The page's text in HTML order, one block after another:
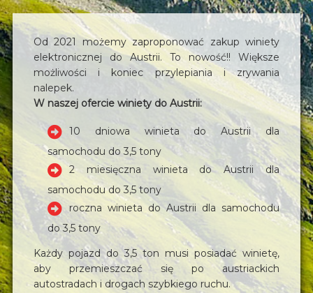
Od 2021 możemy zaproponować zakup winiety
elektronicznej do Austrii. To nowość!! Większe
możliwości i koniec przylepiania i zrywania
nalepek.
W naszej ofercie winiety do Austrii:
10 dniowa winieta do Austrii dla
samochodu do 3,5 tony
2 miesięczna winieta do Austrii dla
samochodu do 3,5 tony
roczna winieta do Austrii dla samochodu
do 3,5 tony
Każdy pojazd do 3,5 ton musi posiadać winietę,
aby przemieszczać się po austriackich
autostradach i drogach szybkiego ruchu.